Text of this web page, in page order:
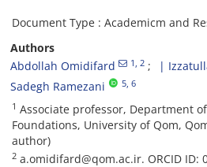
Document Type : Academicm and
Authors
Abdollah Omidifard
1 , 2 |
Sadegh Ramezani 5 , 6
1 Associate professor, Department
Foundations, University of Qom,
author)
2 a.omidifard@qom.ac.ir. ORCID ID: